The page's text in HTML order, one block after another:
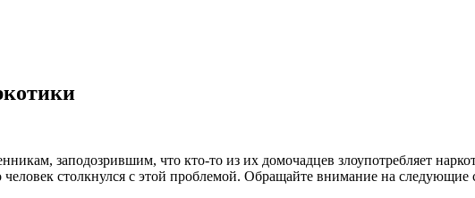
заподозрившим, что кто-то из их домочадцев злоупотребляет
столкнулся с этой проблемой. Обращайте внимание на